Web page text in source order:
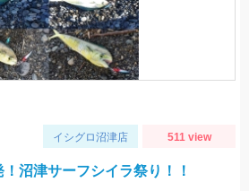
イシグロ沼津店 511 view
沼津サーフシイラ祭り！！